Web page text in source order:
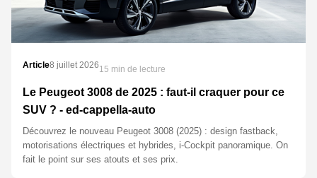
Article8 juillet 202615 min de lecture
Le Peugeot 3008 de 2025 : faut-il craquer pour ce
SUV ? - ed-cappella-auto
Découvrez le nouveau Peugeot 3008 (2025) : design fastback,
motorisations électriques et hybrides, i-Cockpit panoramique. On
fait le point sur ses atouts et ses prix.